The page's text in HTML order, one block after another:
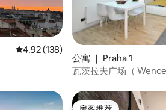
平均评分 4.92 分（满分 5 分），共
4.92 (138)
公寓 ｜ Praha 1
瓦茨拉夫广场（